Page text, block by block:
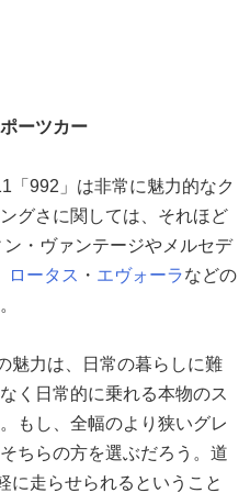
ーツカー
「992」は非常に魅力的なク
グさに関しては、それほど
・ヴァンテージやメルセデ
ロータス ・ エヴォーラなどの
魅力は、日常の暮らしに難
く日常的に乗れる本物のス
もし、全幅のより狭いグレ
ちらの方を選ぶだろう。道
に走らせられるということ